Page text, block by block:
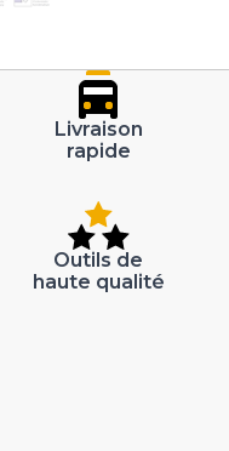
Livraison
rapide
Outils de
haute qualité